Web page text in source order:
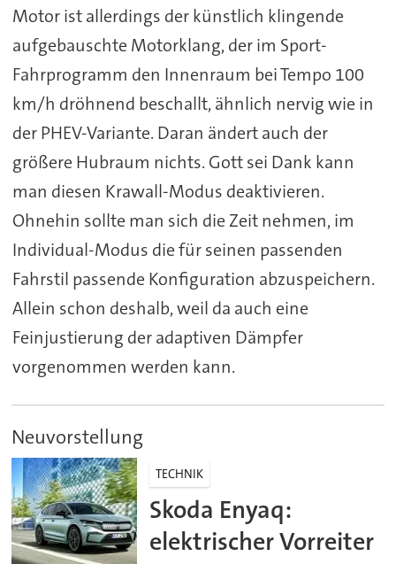
Motor ist allerdings der künstlich klingende
aufgebauschte Motorklang, der im Sport-
Fahrprogramm den Innenraum bei Tempo 100
km/h dröhnend beschallt, ähnlich nervig wie in
der PHEV-Variante. Daran ändert auch der
größere Hubraum nichts. Gott sei Dank kann
man diesen Krawall-Modus deaktivieren.
Ohnehin sollte man sich die Zeit nehmen, im
Individual-Modus die für seinen passenden
Fahrstil passende Konfiguration abzuspeichern.
Allein schon deshalb, weil da auch eine
Feinjustierung der adaptiven Dämpfer
vorgenommen werden kann.
Neuvorstellung
TECHNIK
Skoda Enyaq:
elektrischer Vorreiter